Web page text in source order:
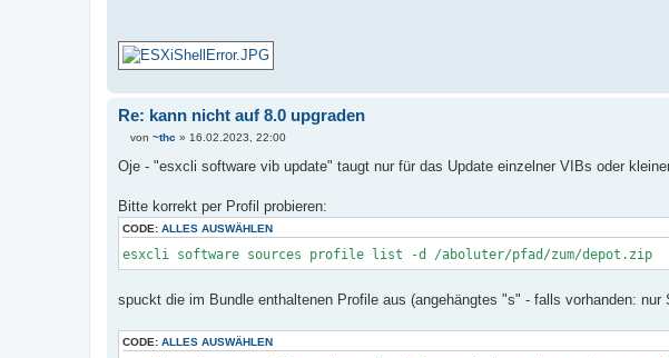
Re: kann nicht auf 8.0 upgraden
e
i
r
a
g
von ~thc » 16.02.2023, 22:00
Oje - "esxcli software vib update" taugt nur für das Update einzelner VIBs oder
Bitte korrekt per Profil probieren:
CODE: ALLES AUSWÄHLEN
esxcli software sources profile list -d /aboluter/pfad/zum/depot.zip
spuckt die im Bundle enthaltenen Profile aus (angehängtes "s" - falls vorhanden:
CODE: ALLES AUSWÄHLEN